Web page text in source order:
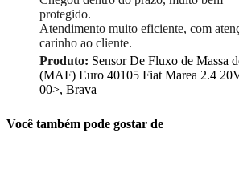
protegido.
Atendimento muito eficiente, com
carinho ao cliente.
Produto: Sensor De Fluxo de Massa
(MAF) Euro 40105 Fiat Marea 2.4
00>, Brava
Você também pode gostar de